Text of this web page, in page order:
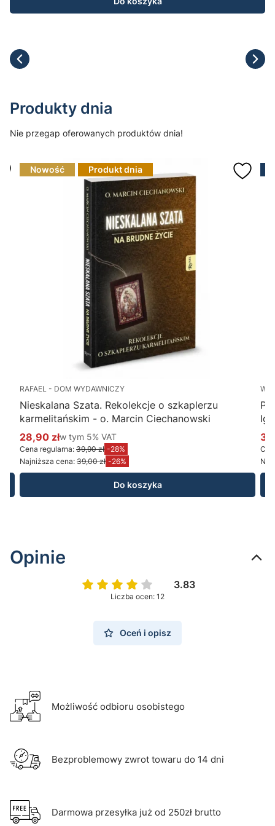
Produkty dnia
Nie przegap oferowanych produktów dnia!
Nowość Produkt dnia
RAFAEL - DOM WYDAWNICZY
Nieskalana Szata. Rekolekcje o szkaplerzu
karmelitańskim - o. Marcin Ciechanowski
Cena promocyjna brutto
28,90 złw tym %s VAT
w tym 5% VAT
Cena regularna: 39,90 zł -28%
Najniższa cena: 39,00 zł -26%
Do koszyka
Opinie
3.83
Liczba ocen: 12
Oceń i opisz
Możliwość odbioru osobistego
Bezproblemowy zwrot towaru do 14 dni
Darmowa przesyłka już od 250zł brutto